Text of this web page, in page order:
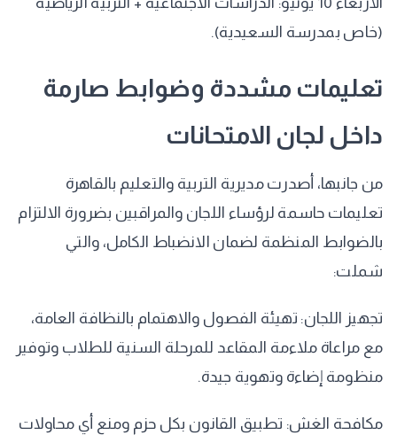
(خاص بمدرسة السعيدية).
​تعليمات مشددة وضوابط صارمة
داخل لجان الامتحانات
​من جانبها، أصدرت مديرية التربية والتعليم بالقاهرة
تعليمات حاسمة لرؤساء اللجان والمراقبين بضرورة الالتزام
بالضوابط المنظمة لضمان الانضباط الكامل، والتي
شملت:
​تجهيز اللجان: تهيئة الفصول والاهتمام بالنظافة العامة،
مع مراعاة ملاءمة المقاعد للمرحلة السنية للطلاب وتوفير
منظومة إضاءة وتهوية جيدة.
​مكافحة الغش: تطبيق القانون بكل حزم ومنع أي محاولات